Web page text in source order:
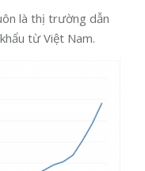
là thị trường dẫn
từ Việt Nam.